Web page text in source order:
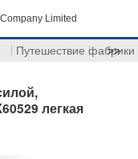
Limited
Путешествие фабрики
>>
легкая